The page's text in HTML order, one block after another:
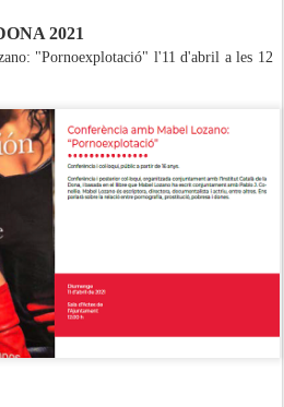
2021
"Pornoexplotació" l'11 d'abril a les 12